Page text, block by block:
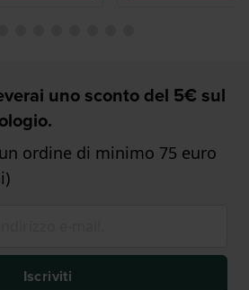
uno sconto del 5€ sul
ordine di minimo 75 euro
Iscriviti